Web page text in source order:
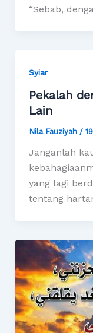
“Sebab,
Syiar
Pekalah
Lain
Nila Fauziyah /
Janganlah
yang lagi
tentang